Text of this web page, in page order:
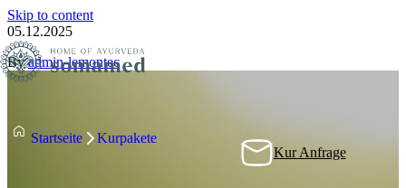
Skip to content
Kur Anfrage
05.12.2025
By admin-lemontec
Startseite Kurpakete